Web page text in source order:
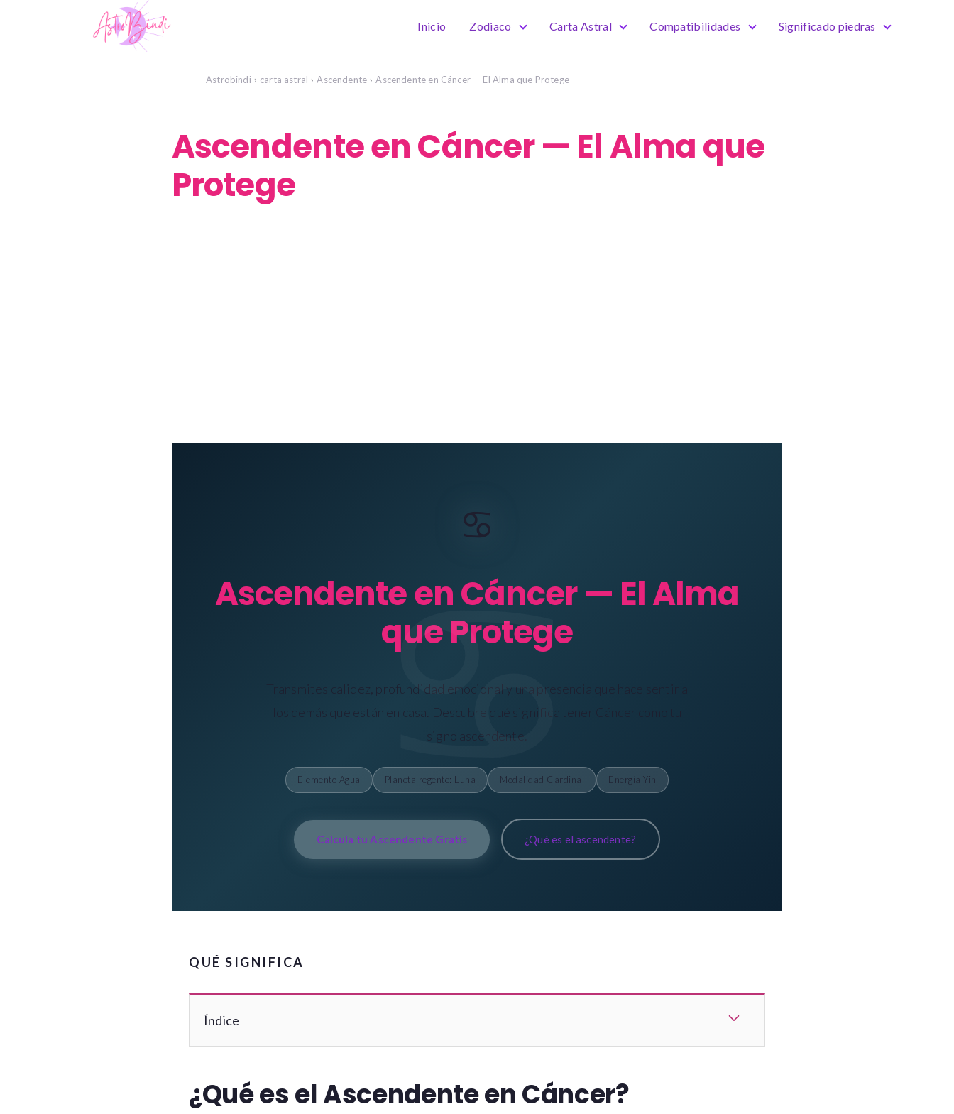
Inicio Zodiaco Carta Astral Compatibilidades Significado piedras
Astrobindi carta astral Ascendente Ascendente en Cáncer — El Alma que Protege
Ascendente en Cáncer — El Alma que
Protege
♋
Ascendente en Cáncer — El Alma
que Protege
Transmites calidez, profundidad emocional y una presencia que hace sentir a
los demás que están en casa. Descubre qué significa tener Cáncer como tu
signo ascendente.
Elemento Agua Planeta regente: Luna Modalidad Cardinal Energía Yin
Calcula tu Ascendente Gratis ¿Qué es el ascendente?
QUÉ SIGNIFICA
Índice
¿Qué es el Ascendente en Cáncer?